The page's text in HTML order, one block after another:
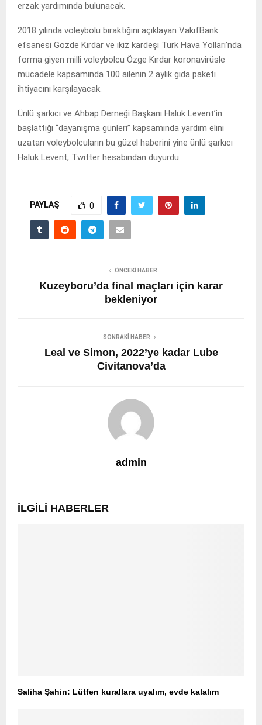
erzak yardımında bulunacak.
2018 yılında voleybolu bıraktığını açıklayan VakıfBank
efsanesi Gözde Kırdar ve ikiz kardeşi Türk Hava Yolları’nda
forma giyen milli voleybolcu Özge Kırdar koronavirüsle
mücadele kapsamında 100 ailenin 2 aylık gıda paketi
ihtiyacını karşılayacak.
Ünlü şarkıcı ve Ahbap Derneği Başkanı Haluk Levent’in
başlattığı “dayanışma günleri” kapsamında yardım elini
uzatan voleybolcuların bu güzel haberini yine ünlü şarkıcı
Haluk Levent, Twitter hesabından duyurdu.
PAYLAŞ 0
ÖNCEKI HABER
Kuzeyboru’da final maçları için karar
bekleniyor
SONRAKI HABER
Leal ve Simon, 2022’ye kadar Lube
Civitanova’da
admin
İLGILI HABERLER
Saliha Şahin: Lütfen kurallara uyalım, evde kalalım